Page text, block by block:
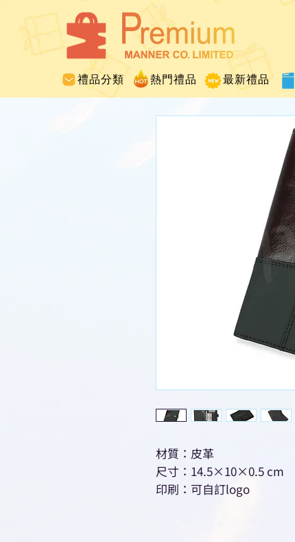
禮品分類 熱門禮品 最新禮品
材質：皮革
尺寸：14.5×10×0.5 cm
印刷：可自訂logo